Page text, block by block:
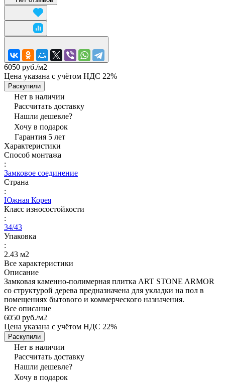
6050 руб./м2
Цена указана с учётом НДС 22%
Раскупили
Нет в наличии
Рассчитать доставку
Нашли дешевле?
Хочу в подарок
Гарантия 5 лет
Характеристики
Способ монтажа
:
Замковое соединение
Страна
:
Южная Корея
Класс износостойкости
:
34/43
Упаковка
:
2.43 м2
Все характеристики
Описание
Замковая каменно-полимерная плитка ART STONE ARMOR
со структурой дерева предназначена для укладки на пол в
помещениях бытового и коммерческого назначения.
Все описание
6050 руб./м2
Цена указана с учётом НДС 22%
Раскупили
Нет в наличии
Рассчитать доставку
Нашли дешевле?
Хочу в подарок